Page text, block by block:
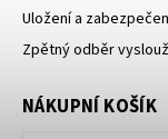
Uložení a
Zpětný odběr
NÁKUPNÍ KOŠÍK